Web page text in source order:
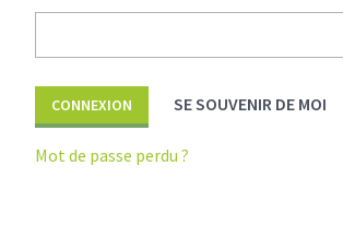
SE SOUVENIR DE MOI
Mot de passe perdu ?